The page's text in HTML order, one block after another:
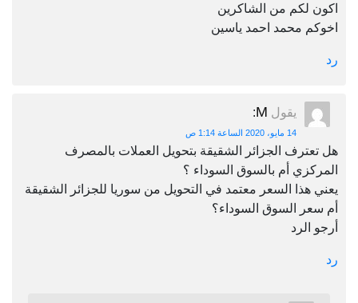
اكون لكم من الشاكرين
اخوكم محمد احمد ياسين
رد
يقول M
:
14 مايو، 2020 الساعة 1:14 ص
هل تعترف الجزائر الشقيقة بتحويل العملات بالمصرف
المركزي أم بالسوق السوداء ؟
يعني هذا السعر معتمد في التحويل من سوريا للجزائر الشقيقة
أم سعر السوق السوداء؟
أرجو الرد
رد